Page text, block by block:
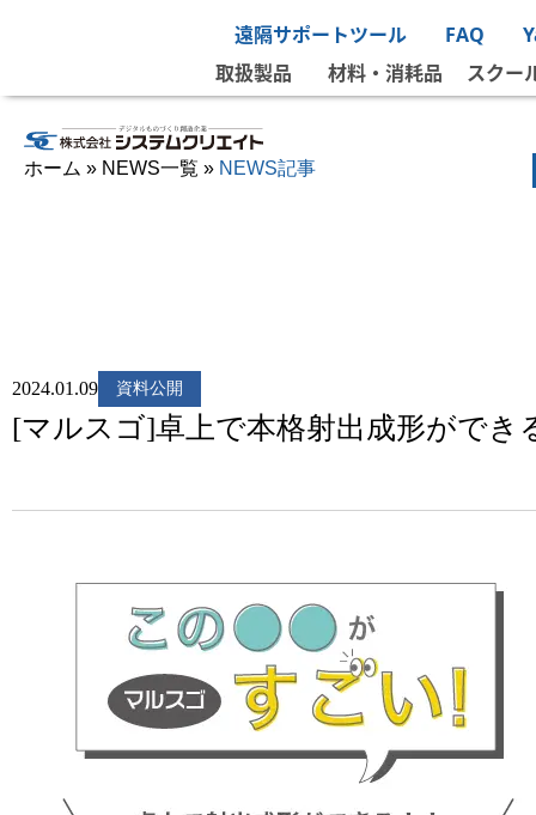
遠隔サポートツール FAQ
取扱製品
材料・消耗品 スクー
ホーム » NEWS一覧 » NEWS記事
2024.01.09 資料公開
[マルスゴ]卓上で本格射出成形ができ